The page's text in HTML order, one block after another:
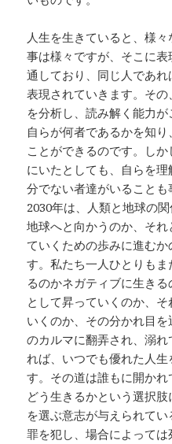
人生を生きていると、様
事は様々ですが、そこに
通しており、同じ人であ
表現されていきます。そ
を分析し、読み解く能力が
自らが何者であるかを知
ことができるのです。し
にいたとしても、自らを
分でない者達がいることも
2030年は、人類と地球の
地球へと向かうのか、そ
ていくための歩みに進む
す。私たち一人ひとりも
るのかネガティブに生き
として昇っていくのか、
いくのか、その分かれ目
のカルマに翻弄され、溺
れば、いつでも優れた人
す。その道は誰もに開かれ
どう生きるかという選択
を選ぶ意志が与えられてい
罪を犯し、場合によって